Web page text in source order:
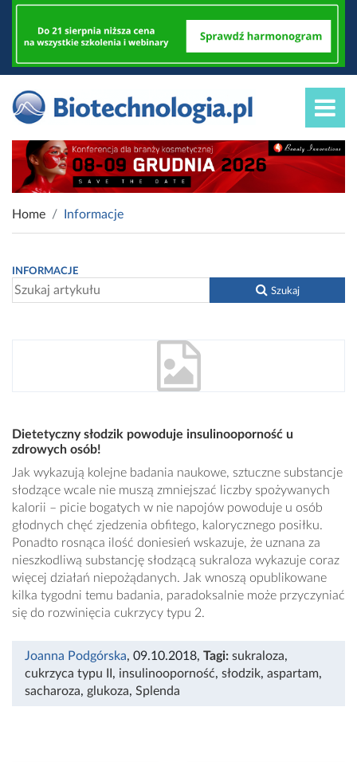
Home Informacje
INFORMACJE
Szukaj
Dietetyczny słodzik powoduje insulinooporność u
zdrowych osób!
Jak wykazują kolejne badania naukowe, sztuczne substancje
słodzące wcale nie muszą zmniejszać liczby spożywanych
kalorii – picie bogatych w nie napojów powoduje u osób
głodnych chęć zjedzenia obfitego, kalorycznego posiłku.
Ponadto rosnąca ilość doniesień wskazuje, że uznana za
nieszkodliwą substancję słodzącą sukraloza wykazuje coraz
więcej działań niepożądanych. Jak wnoszą opublikowane
kilka tygodni temu badania, paradoksalnie może przyczyniać
się do rozwinięcia cukrzycy typu 2.
Joanna Podgórska, 09.10.2018, Tagi: sukraloza,
cukrzyca typu II , insulinooporność, słodzik, aspartam,
sacharoza, glukoza, Splenda